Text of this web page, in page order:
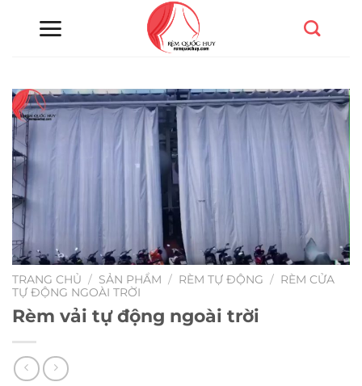
TRANG CHỦ / SẢN PHẨM / RÈM TỰ ĐỘNG / RÈM CỬA
TỰ ĐỘNG NGOÀI TRỜI
Rèm vải tự động ngoài trời